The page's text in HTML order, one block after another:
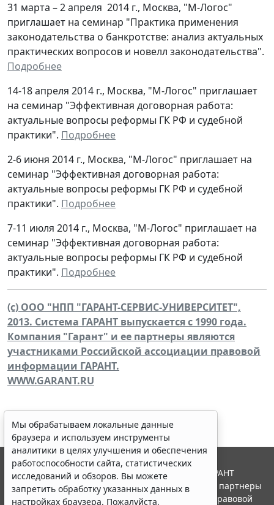
31 марта – 2 апреля 2014 г., Москва, "М-Логос"
приглашает на семинар "Практика применения
законодательства о банкротстве: анализ актуальных
практических вопросов и новелл законодательства".
Подробнее
14-18 апреля 2014 г., Москва, "М-Логос" приглашает
на семинар "Эффективная договорная работа:
актуальные вопросы реформы ГК РФ и судебной
практики". Подробнее
2-6 июня 2014 г., Москва, "М-Логос" приглашает на
семинар "Эффективная договорная работа:
актуальные вопросы реформы ГК РФ и судебной
практики". Подробнее
7-11 июля 2014 г., Москва, "М-Логос" приглашает на
семинар "Эффективная договорная работа:
актуальные вопросы реформы ГК РФ и судебной
практики". Подробнее
(c) ООО "НПП "ГАРАНТ-СЕРВИС-УНИВЕРСИТЕТ",
2013. Система ГАРАНТ выпускается с 1990 года.
Компания "Гарант" и ее партнеры являются
участниками Российской ассоциации правовой
информации ГАРАНТ.
WWW.GARANT.RU
Мы обрабатываем локальные данные
браузера и используем инструменты
аналитики в целях улучшения и обеспечения
работоспособности сайта, статистических
исследований и обзоров. Вы можете
запретить обработку указанных данных в
настройках браузера. Пожалуйста,
© ООО "НПП "ГАРАНТ-СЕРВИС", 2026. Система ГАРАНТ
выпускается с 1990 года. Компания "Гарант" и ее партнеры
являются участниками Российской ассоциации правовой